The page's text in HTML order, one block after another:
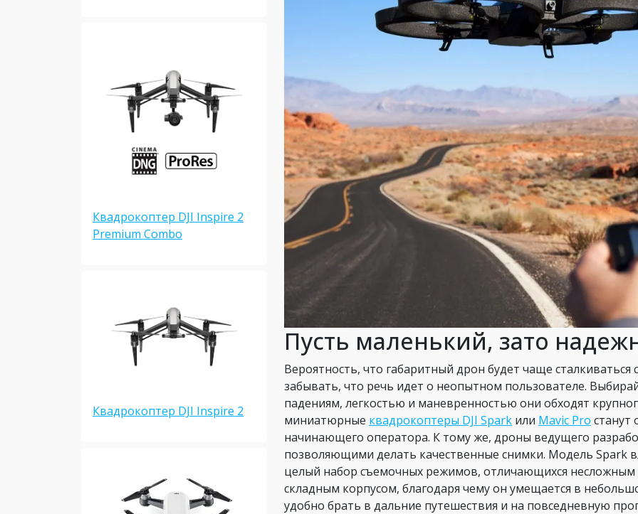
Квадрокоптер DJI Inspire 2
Premium Combo
Квадрокоптер DJI Inspire 2
Пусть маленький, зато
Вероятность, что габаритный дрон будет чаще
забывать, что речь идет о неопытном пользователе.
падениям, легкостью и маневренностью они обходят
миниатюрные квадрокоптеры DJI Spark или Mavic Pro станут
начинающего оператора. К тому же, дроны ведущего
позволяющими делать качественные снимки. Модель Spark
целый набор съемочных режимов, отличающихся несложным
складным корпусом, благодаря чему он умещается в
удобно брать в дальние путешествия и на повседневную